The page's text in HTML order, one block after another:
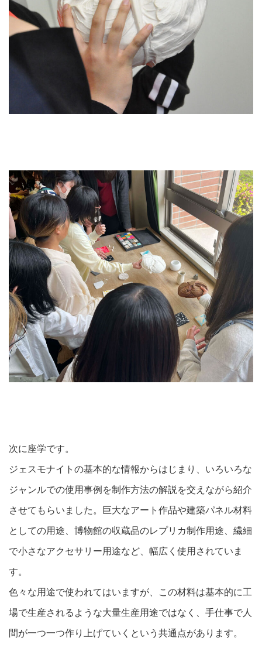
次に座学です。
ジェスモナイトの基本的な情報からはじまり、いろいろな
ジャンルでの使用事例を制作方法の解説を交えながら紹介
させてもらいました。巨大なアート作品や建築パネル材料
としての用途、博物館の収蔵品のレプリカ制作用途、繊細
で小さなアクセサリー用途など、幅広く使用されていま
す。
色々な用途で使われてはいますが、この材料は基本的に工
場で生産されるような大量生産用途ではなく、手仕事で人
間が一つ一つ作り上げていくという共通点があります。